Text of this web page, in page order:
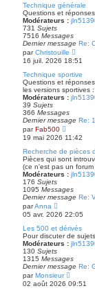
n
i
e
m
e
s
s
g
e
Technique générale
Questions et
Modérateurs :
731 Sujets
7516 Messages
Dernier message Re:
parChristouille
o
i
r
l
e
d
n
e
r
m
e
s
s
e
16 juil. 2026 18:51
Technique sportive
Questions et
les versions sportives
Modérateurs :
39 Sujets
366 Messages
Dernier message Re:
parFab500
o
i
r
l
e
d
r
n
e
r
m
e
s
a
g
e
19 mai 2026 11:42
Recherche de pièces
Pièces qui sont
(ce n'est pas un
Modérateurs :
176 Sujets
1095 Messages
Dernier message Re:
parAnna
o
i
l
e
e
r
e
05 avr. 2026 22:05
Les 500 et dérivés
Pour discuter de
Modérateurs :
130 Sujets
1315 Messages
Dernier message Re:
parMonsieur
o
i
02 août 2026 09:51